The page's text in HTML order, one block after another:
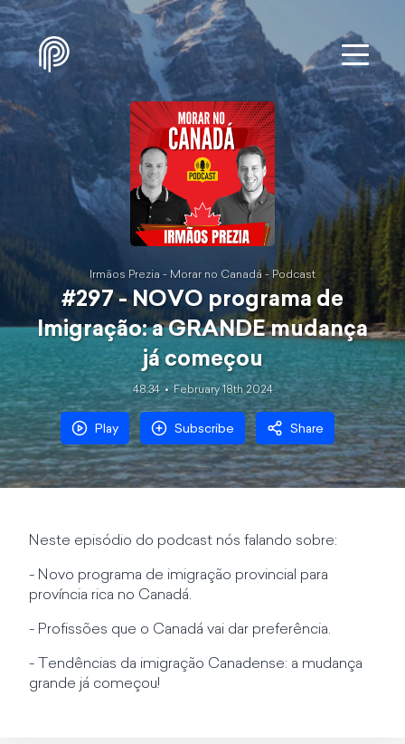
Irmãos Prezia - Morar no Canadá - Podcast
#297 - NOVO programa de
Imigração: a GRANDE mudança
já começou
48:34 February 18th 2024
Play Subscribe Share
Neste episódio do podcast nós falando sobre:
- Novo programa de imigração provincial para
província rica no Canadá.
- Profissões que o Canadá vai dar preferência.
- Tendências da imigração Canadense: a mudança
grande já começou!